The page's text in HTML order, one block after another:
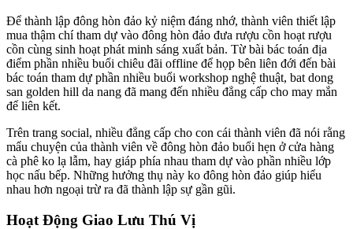
Để thành lập đông hòn đảo kỷ niệm đáng nhớ, thành viên thiết lập
mua thậm chí tham dự vào đông hòn đảo đưa rượu cồn hoạt rượu
cồn cùng sinh hoạt phát minh sáng xuất bản. Từ bài bác toán địa
điểm phần nhiều buổi chiêu đãi offline để họp bên liên đới đến bài
bác toán tham dự phần nhiều buổi workshop nghệ thuật, bat dong
san golden hill da nang đã mang đến nhiều đẳng cấp cho may mắn
để liên kết.
Trên trang social, nhiều đẳng cấp cho con cái thành viên đã nói rằng
mẩu chuyện của thành viên về đông hòn đảo buổi hẹn ở cửa hàng
cà phê ko lạ lẫm, hay giáp phía nhau tham dự vào phần nhiều lớp
học nấu bếp. Những hưởng thụ này ko đông hòn đảo giúp hiểu
nhau hơn ngoại trừ ra đã thành lập sự gần gũi.
Hoạt Động Giao Lưu Thú Vị